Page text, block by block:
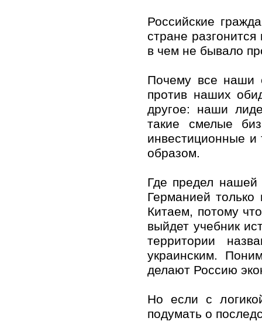
Российские
стране
в чем не бывало
Почему все наши
против наших
другое: наши
такие смелые
инвестиционные и
образом.
Где предел нашей
Германией
Китаем, потому
выйдет учебник
территории
украинским.
делают Россию
Но если с
подумать о